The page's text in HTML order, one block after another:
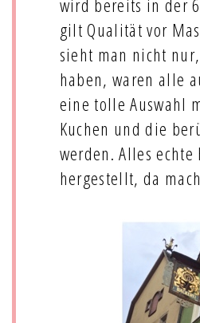
wird bereits in der
gilt Qualität vor
sieht man nicht
haben, waren alle
eine tolle Auswahl
Kuchen und die
werden. Alles
hergestellt, da